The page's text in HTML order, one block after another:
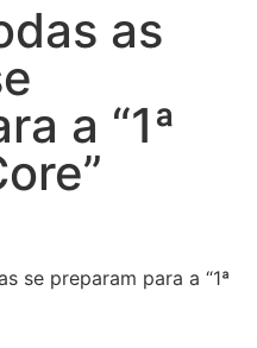
as
a “1ª